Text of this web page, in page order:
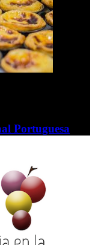
Portuguesa